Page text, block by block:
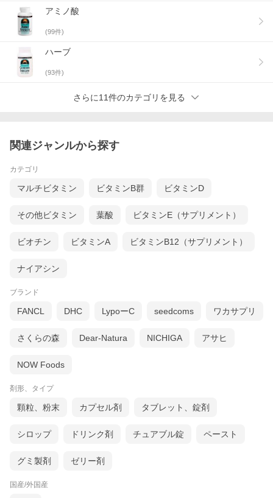
◆医師による治療、処方薬の服用をしている場合、サプリメント
の使用について担当医師の指導を受けて下さい。自己判断で治
療・医薬品の使用を中止し、サプリメントを代替にするような行
為は病状を悪化させる事もありますので、絶対におやめ下さい。
◆メーカーの示す摂取目安は必ずお守り下さい。
◆原材料・成分に特有の匂いや色がある場合があり、またロット
毎に匂いや色が異なる場合もありますが、特に製品の異常ではご
◆ご使用者の体調や体質によっては身体に合わないことがありま
す。万が一、体調に合わない場合はすぐに使用を中止し、必要に
◆個人輸入で海外よりご購入した商品は、自己責任による「個人
使用」のみが許可されています。その為、個人輸入した商品を第
三者へ譲渡・転売することは法律により禁止されております。
アミノ酸
(99件)
ハーブ
(93件)
さらに11件のカテゴリを見る
関連ジャンルから探す
カテゴリ
マルチビタミン ビタミンB群 ビタミンD
その他ビタミン 葉酸 ビタミンE（サプリメント）
ビオチン ビタミンA ビタミンB12（サプリメント）
ナイアシン
ブランド
FANCL DHC LypoーC seedcoms ワカサプリ
さくらの森 Dear-Natura NICHIGA アサヒ
NOW Foods
剤形、タイプ
顆粒、粉末 カプセル剤 タブレット、錠剤
シロップ ドリンク剤 チュアブル錠 ペースト
グミ製剤 ゼリー剤
国産/外国産